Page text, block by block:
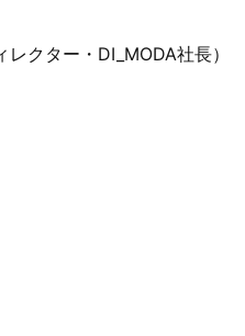
ー・DI_MODA社長）